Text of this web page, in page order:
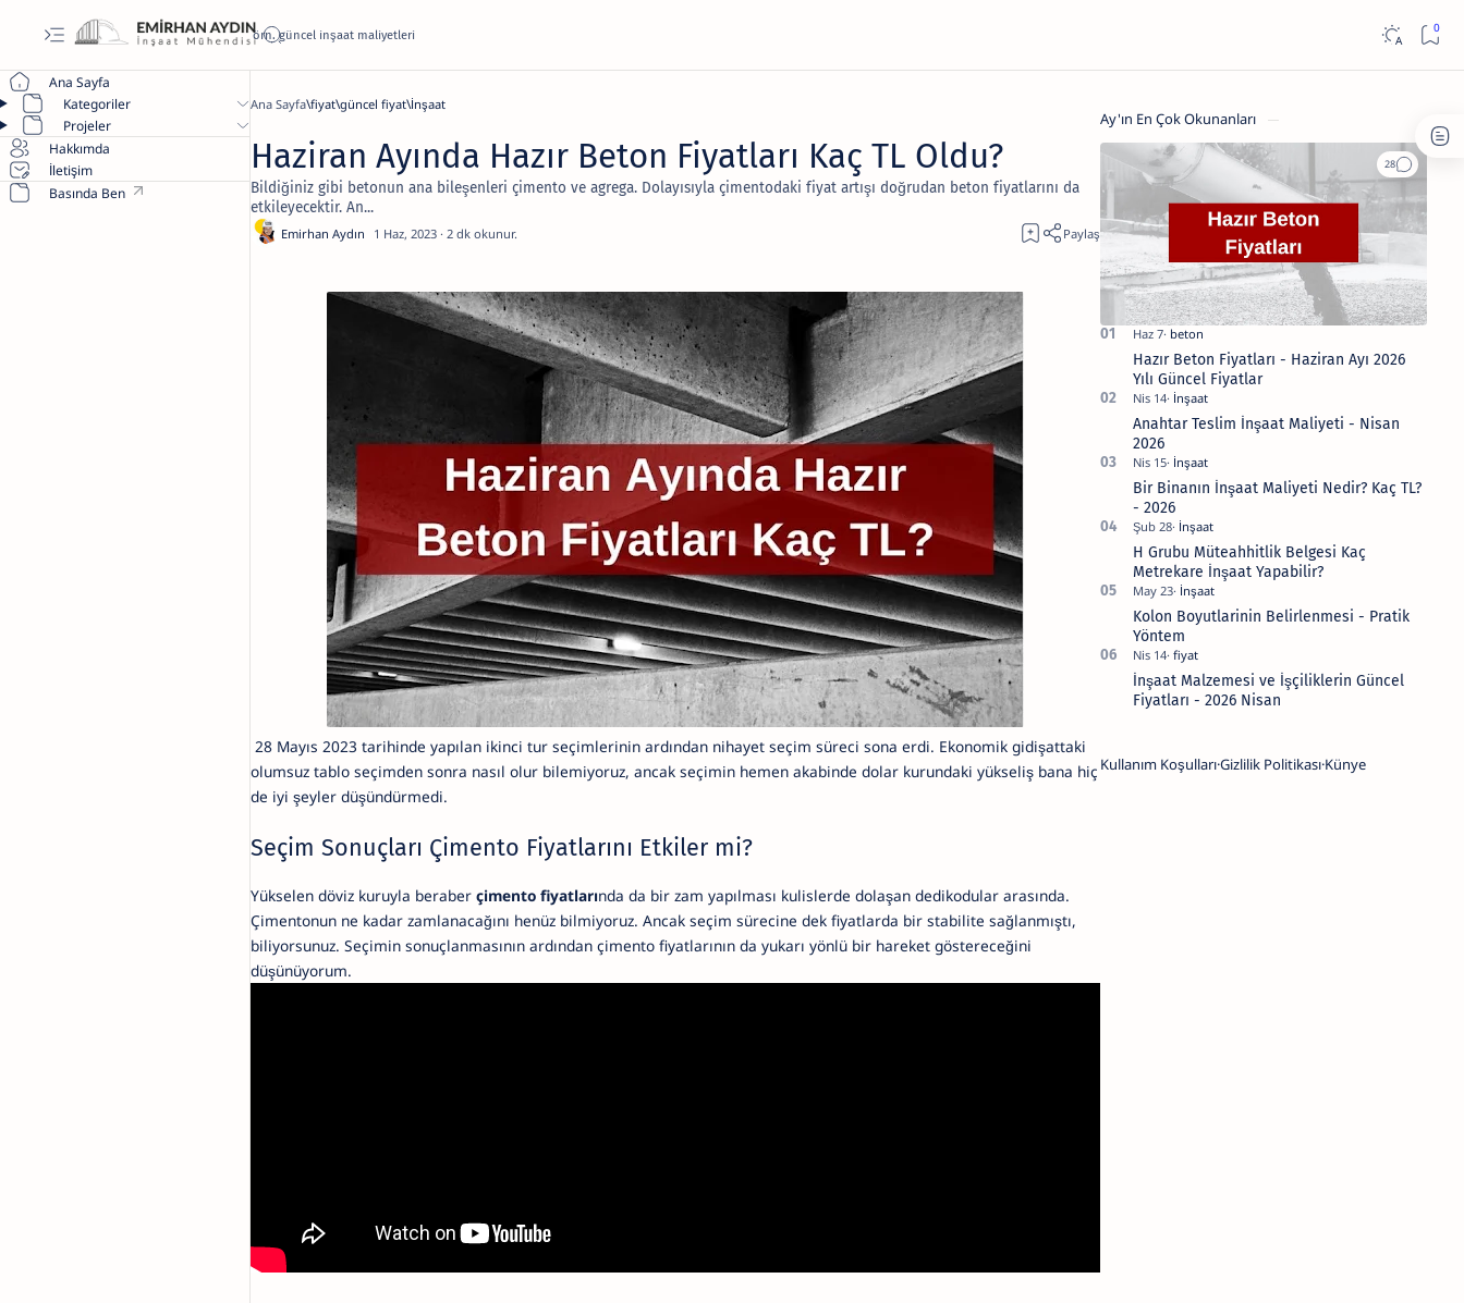
Ana Sayfa
Kategoriler
Projeler
Hakkımda
İletişim
Basında Ben
Ana Sayfa fiyat güncel fiyat İnşaat
Haziran Ayında Hazır Beton Fiyatları Kaç TL Oldu?
Bildiğiniz gibi betonun ana bileşenleri çimento ve agrega. Dolayısıyla çimentodaki fiyat artışı doğrudan beton fiyatlarını da
etkileyecektir. An...
2
28 Mayıs 2023 tarihinde yapılan ikinci tur seçimlerinin ardından nihayet seçim süreci sona erdi. Ekonomik gidişattaki
olumsuz tablo seçimden sonra nasıl olur bilemiyoruz, ancak seçimin hemen akabinde dolar kurundaki yükseliş bana hiç
de iyi şeyler düşündürmedi.
Seçim Sonuçları Çimento Fiyatlarını Etkiler mi?
Yükselen döviz kuruyla beraber çimento fiyatlarında da bir zam yapılması kulislerde dolaşan dedikodular arasında.
Çimentonun ne kadar zamlanacağını henüz bilmiyoruz. Ancak seçim sürecine dek fiyatlarda bir stabilite sağlanmıştı,
biliyorsunuz. Seçimin sonuçlanmasının ardından çimento fiyatlarının da yukarı yönlü bir hareket göstereceğini
düşünüyorum.
Ay'ın En Çok Okunanları
Hazır Beton Fiyatları - Haziran Ayı 2026
Yılı Güncel Fiyatlar
Anahtar Teslim İnşaat Maliyeti - Nisan
2026
Bir Binanın İnşaat Maliyeti Nedir? Kaç TL?
- 2026
H Grubu Müteahhitlik Belgesi Kaç
Metrekare İnşaat Yapabilir?
Kolon Boyutlarinin Belirlenmesi - Pratik
Yöntem
İnşaat Malzemesi ve İşçiliklerin Güncel
Fiyatları - 2026 Nisan
Kullanım KoşullarıGizlilik Politikası Künye